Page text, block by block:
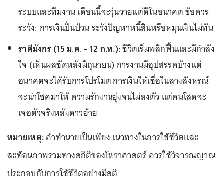
ระบบและทีมงาน เดือนนี้จะวุ่นวายแต่ดีในอนาคต ข้อควร
ระวัง: การเงินปั่นป่วน ระวังปัญหาหนี้สินหรือหมุนเงินไม่ทัน
ราศีมังกร (15 ม.ค. - 12 ก.พ.):ชีวิตเริ่มพลิกฟื้นและมีกำลัง
ใจ (เห็นผลชัดหลังมิถุนายน) การงานมีอุปสรรคบ้างแต่
อนาคตจะได้รับการโปรโมต การเงินให้เชื่อในลางสังหรณ์
จะนำโชคมาให้ ความรักงานยุ่งจนไม่ลงตัว แต่คนโสดจะ
เจอตัวจริงหลังดาวย้าย
หมายเหตุ:คำทำนายเป็นเพียงแนวทางในการใช้ชีวิตและ
สะท้อนภาพรวมทางสถิติของโหราศาสตร์ ควรใช้วิจารณญาณ
ประกอบกับการใช้ชีวิตอย่างมีสติ